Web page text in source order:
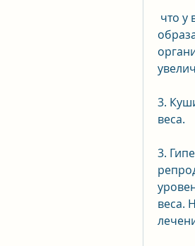
3.
веса.
3.
веса.